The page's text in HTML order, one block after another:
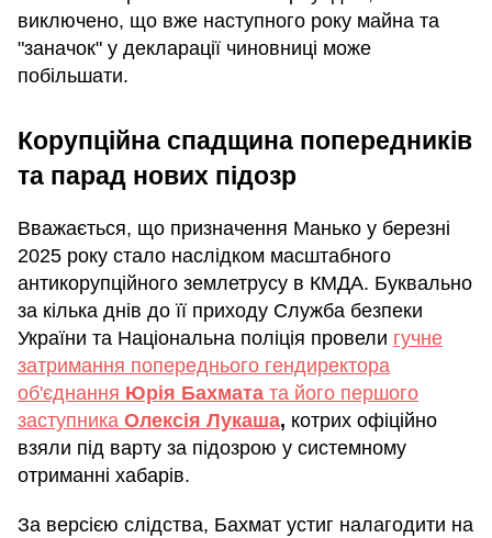
виключено, що вже наступного року майна та
"заначок" у декларації чиновниці може
побільшати.
Корупційна спадщина попередників
та парад нових підозр
Вважається, що призначення Манько у березні
2025 року стало наслідком масштабного
антикорупційного землетрусу в КМДА. Буквально
за кілька днів до її приходу Служба безпеки
України та Національна поліція провели гучне
затримання попереднього гендиректора
об'єднання Юрія Бахмата та його першого
заступника Олексія Лукаша, котрих офіційно
взяли під варту за підозрою у системному
отриманні хабарів.
За версією слідства, Бахмат устиг налагодити на